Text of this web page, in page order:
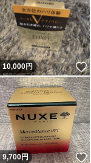
10,000円
9,700円